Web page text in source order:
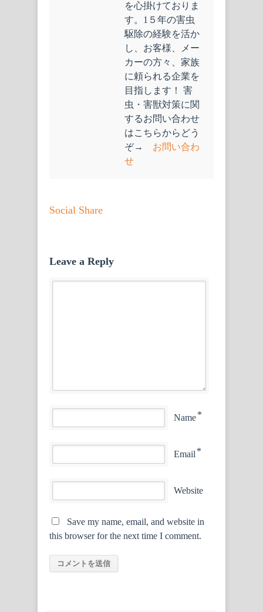
を心掛けておりま
す。1５年の害虫
駆除の経験を活か
し、お客様、メー
カーの方々、家族
に頼られる企業を
目指します！ 害
虫・害獣対策に関
するお問い合わせ
はこちらからどう
ぞ→ お問い合わ
せ
Social Share
Leave a Reply
Name*
Email *
Website
Save my name, email, and website in
this browser for the next time I comment.